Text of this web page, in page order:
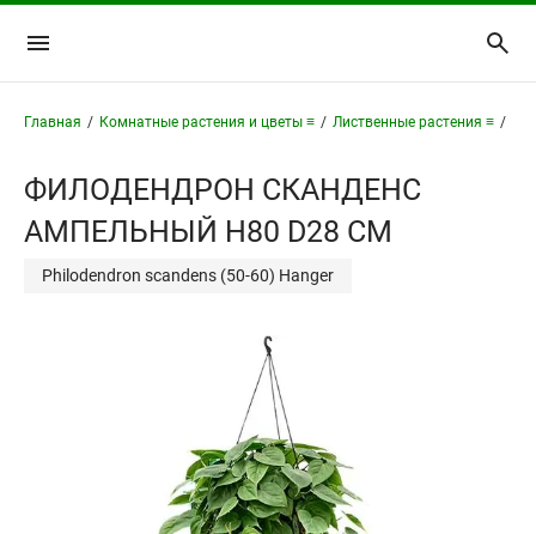
Главная / Комнатные растения и цветы ≡ / Лиственные растения ≡ /
ФИЛОДЕНДРОН СКАНДЕНС
АМПЕЛЬНЫЙ H80 D28 СМ
Philodendron scandens (50-60) Hanger